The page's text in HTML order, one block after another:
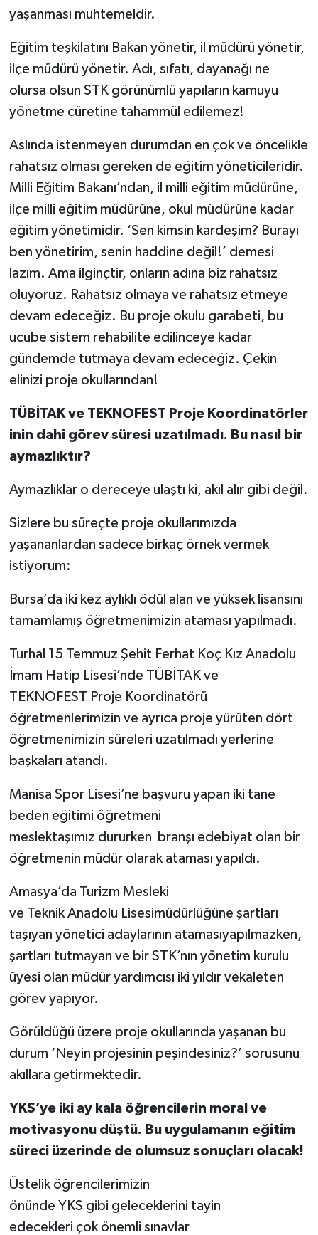
yaşanması muhtemeldir.
Eğitim teşkilatını Bakan yönetir, il müdürü yönetir,
ilçe müdürü yönetir. Adı, sıfatı, dayanağı ne
olursa olsun STK görünümlü yapıların kamuyu
yönetme cüretine tahammül edilemez!
Aslında istenmeyen durumdan en çok ve öncelikle
rahatsız olması gereken de eğitim yöneticileridir.
Milli Eğitim Bakanı’ndan, il milli eğitim müdürüne,
ilçe milli eğitim müdürüne, okul müdürüne kadar
eğitim yönetimidir. ‘Sen kimsin kardeşim? Burayı
ben yönetirim, senin haddine değil!’ demesi
lazım. Ama ilginçtir, onların adına biz rahatsız
oluyoruz. Rahatsız olmaya ve rahatsız etmeye
devam edeceğiz. Bu proje okulu garabeti, bu
ucube sistem rehabilite edilinceye kadar
gündemde tutmaya devam edeceğiz. Çekin
elinizi proje okullarından!
TÜBİTAKve TEKNOFEST Proje Koordinatörler
inin dahi görev süresi uzatılmadı. Bu nasıl bir
aymazlıktır?
Aymazlıklar o dereceye ulaştı ki, akıl alır gibi değil.
Sizlere bu süreçte proje okullarımızda
yaşananlardan sadece birkaç örnek vermek
istiyorum:
Bursa’da iki kez aylıklı ödül alan ve yüksek lisansını
tamamlamış öğretmenimizin ataması yapılmadı.
Turhal 15 Temmuz Şehit Ferhat Koç Kız Anadolu
İmam Hatip Lisesi’nde TÜBİTAK ve
TEKNOFEST Proje Koordinatörü
öğretmenlerimizin ve ayrıca proje yürüten dört
öğretmenimizin süreleri uzatılmadı yerlerine
başkaları atandı.
Manisa Spor Lisesi’ne başvuru yapan iki tane
beden eğitimi öğretmeni
meslektaşımız dururken branşı edebiyat olan bir
öğretmenin müdür olarak ataması yapıldı.
Amasya’da Turizm Mesleki
ve Teknik Anadolu Lisesimüdürlüğüne şartları
taşıyan yönetici adaylarının atamasıyapılmazken,
şartları tutmayan ve bir STK’nın yönetim kurulu
üyesi olan müdür yardımcısı iki yıldır vekaleten
görev yapıyor.
Görüldüğü üzere proje okullarında yaşanan bu
durum ‘Neyin projesinin peşindesiniz?’ sorusunu
akıllara getirmektedir.
YKS’yeiki ay kala öğrencilerin moral ve
motivasyonu düştü. Bu uygulamanın eğitim
süreci üzerinde de olumsuz sonuçları olacak!
Üstelik öğrencilerimizin
önünde YKS gibi geleceklerini tayin
edecekleri çok önemli sınavlar